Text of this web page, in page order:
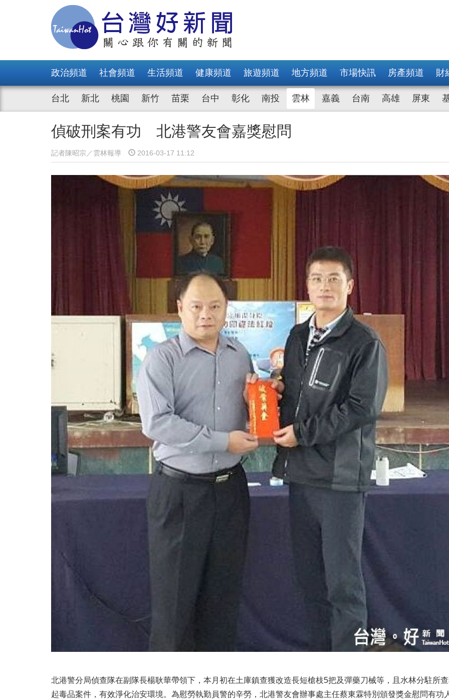
政治頻道 社會頻道 生活頻道 健康頻道 旅遊頻道 地方頻道 市場快訊 房產頻道 財
台北 新北 桃園 新竹 苗栗 台中 彰化 南投 雲林 嘉義 台南 高雄 屏東
偵破刑案有功 北港警友會嘉獎慰問
記者陳昭宗／雲林報導 2016-03-17 11:12
北港警分局偵查隊在副隊長楊耿華帶領下，本月初在土庫鎮查獲改造長短槍枝5把及彈藥刀械等，且水林分駐所
起毒品案件，有效淨化治安環境。為慰勞執勤員警的辛勞，北港警友會辦事處主任蔡東霖特別頒發獎金慰問有功